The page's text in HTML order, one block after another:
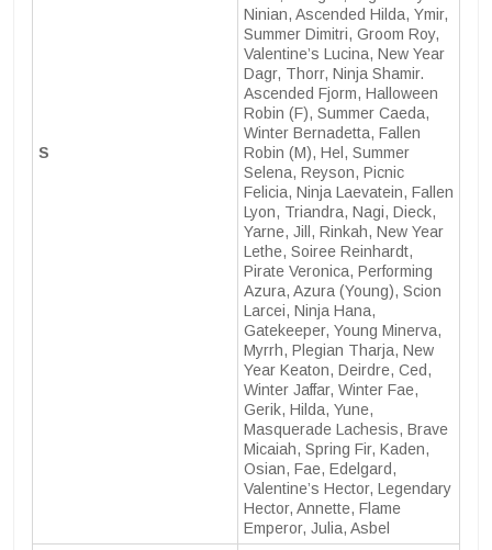
S
Ninian, Ascended Hilda, Ymir,
Summer Dimitri, Groom Roy,
Valentine’s Lucina, New Year
Dagr, Thorr, Ninja Shamir.
Ascended Fjorm, Halloween
Robin (F), Summer Caeda,
Winter Bernadetta, Fallen
Robin (M), Hel, Summer
Selena, Reyson, Picnic
Felicia, Ninja Laevatein, Fallen
Lyon, Triandra, Nagi, Dieck,
Yarne, Jill, Rinkah, New Year
Lethe, Soiree Reinhardt,
Pirate Veronica, Performing
Azura, Azura (Young), Scion
Larcei, Ninja Hana,
Gatekeeper, Young Minerva,
Myrrh, Plegian Tharja, New
Year Keaton, Deirdre, Ced,
Winter Jaffar, Winter Fae,
Gerik, Hilda, Yune,
Masquerade Lachesis, Brave
Micaiah, Spring Fir, Kaden,
Osian, Fae, Edelgard,
Valentine’s Hector, Legendary
Hector, Annette, Flame
Emperor, Julia, Asbel